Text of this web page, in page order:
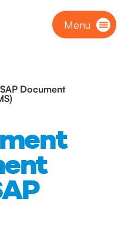
Menu
SAP Document